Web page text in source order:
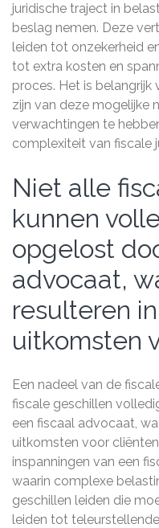
juridische traject in
beslag nemen. Deze
leiden tot onzekerheid
tot extra kosten en
proces. Het is
zijn van deze mogelijke
verwachtingen te
complexiteit van fiscale
Niet alle
kunnen
opgelost
advocaat,
resulteren
uitkomsten
Een nadeel van de
fiscale geschillen
een fiscaal advocaat,
uitkomsten voor
inspanningen van een
waarin complexe
geschillen leiden die
leiden tot